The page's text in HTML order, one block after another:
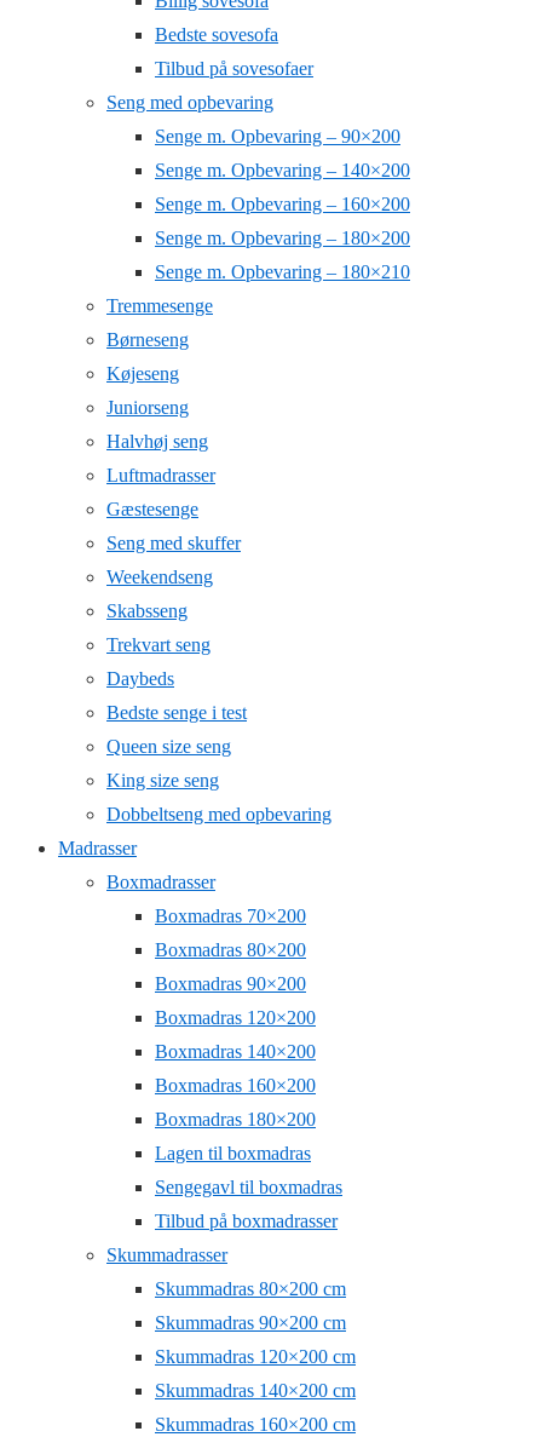
Bedste sovesofa
Tilbud på sovesofaer
Seng med opbevaring
Senge m. Opbevaring – 90×200
Senge m. Opbevaring – 140×200
Senge m. Opbevaring – 160×200
Senge m. Opbevaring – 180×200
Senge m. Opbevaring – 180×210
Tremmesenge
Børneseng
Køjeseng
Juniorseng
Halvhøj seng
Luftmadrasser
Gæstesenge
Seng med skuffer
Weekendseng
Skabsseng
Trekvart seng
Daybeds
Bedste senge i test
Queen size seng
King size seng
Dobbeltseng med opbevaring
Madrasser
Boxmadrasser
Boxmadras 70×200
Boxmadras 80×200
Boxmadras 90×200
Boxmadras 120×200
Boxmadras 140×200
Boxmadras 160×200
Boxmadras 180×200
Lagen til boxmadras
Sengegavl til boxmadras
Tilbud på boxmadrasser
Skummadrasser
Skummadras 80×200 cm
Skummadras 90×200 cm
Skummadras 120×200 cm
Skummadras 140×200 cm
Skummadras 160×200 cm